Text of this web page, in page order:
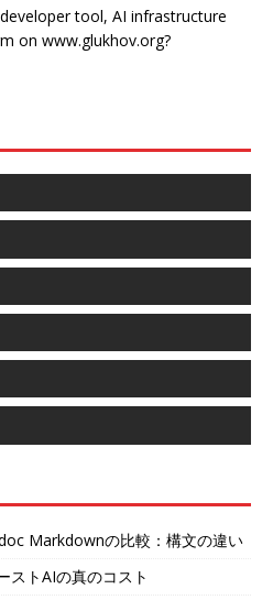
tool, AI infrastructure
on www.glukhov.org?
Markdownの比較：構文の違い
ストAIの真のコスト